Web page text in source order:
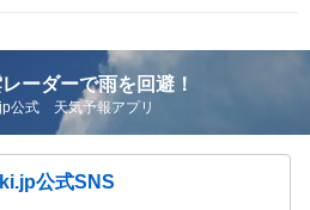
ーダーで雨を回避！
公式 天気予報アプリ
公式SNS